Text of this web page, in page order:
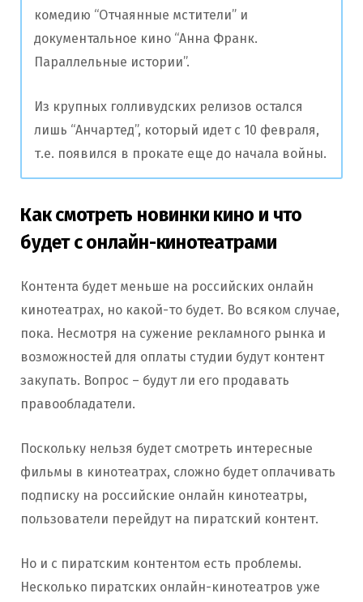
комедию “Отчаянные мстители” и
документальное кино “Анна Франк.
Параллельные истории”.
Из крупных голливудских релизов остался
лишь “Анчартед”, который идет с 10 февраля,
т.е. появился в прокате еще до начала войны.
Как смотреть новинки кино и что
будет с онлайн-кинотеатрами
Контента будет меньше на российских онлайн
кинотеатрах, но какой-то будет. Во всяком случае,
пока. Несмотря на сужение рекламного рынка и
возможностей для оплаты студии будут контент
закупать. Вопрос – будут ли его продавать
правообладатели.
Поскольку нельзя будет смотреть интересные
фильмы в кинотеатрах, сложно будет оплачивать
подписку на российские онлайн кинотеатры,
пользователи перейдут на пиратский контент.
Но и с пиратским контентом есть проблемы.
Несколько пиратских онлайн-кинотеатров уже